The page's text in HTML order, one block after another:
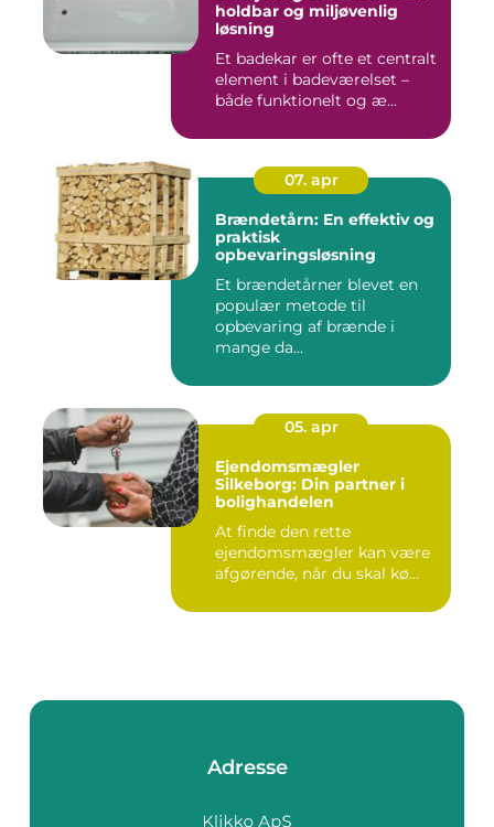
holdbar og miljøvenlig
løsning
Et badekar er ofte et centralt
element i badeværelset –
både funktionelt og æ...
07. apr
Brændetårn: En effektiv og
praktisk
opbevaringsløsning
Et brændetårner blevet en
populær metode til
opbevaring af brænde i
mange da...
05. apr
Ejendomsmægler
Silkeborg: Din partner i
bolighandelen
At finde den rette
ejendomsmægler kan være
afgørende, når du skal kø...
Adresse